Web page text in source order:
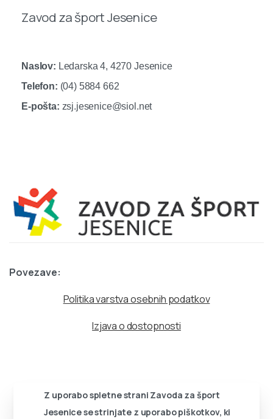
Zavod za šport Jesenice
Naslov: Ledarska 4, 4270 Jesenice
Telefon: (04) 5884 662
E-pošta: zsj.jesenice@siol.net
Povezave:
Politika varstva osebnih podatkov
Izjava o dostopnosti
Z uporabo spletne strani Zavoda za šport
Jesenice se strinjate z uporabo piškotkov, ki